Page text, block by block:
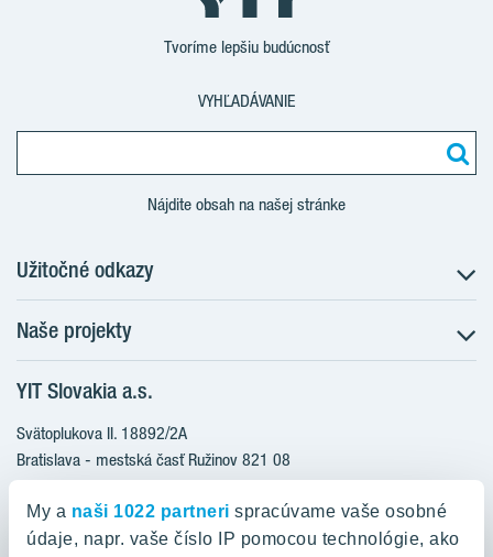
My a naši 1022 partneri spracúvame vaše osobné
údaje, napr. vaše číslo IP pomocou technológie, ako
Tvoríme lepšiu budúcnosť
VYHĽADÁVANIE
Nájdite obsah na našej stránke
Užitočné odkazy
O nás
Prečo bývať s nami
Udržateľnosť máme v DNA
Starostlivosť o zákazníkov
Financovanie
Služba Starý za nový
Služba zariadenia bytu
Naše projekty
Družstevné bývanie
NUPPU
ZWIRN
MLYNÁRKA
YIT Slovakia a.s.
Svätoplukova II. 18892/2A
Bratislava - mestská časť Ružinov 821 08
Slovakia
0800 800 474